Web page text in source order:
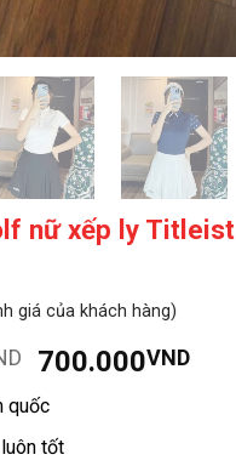
nữ xếp ly Titleist
giá của khách hàng)
Giá
gốc
là:
1.100.000VND.
700.000VNDGiá
quốc
tốt